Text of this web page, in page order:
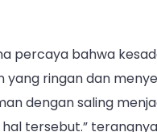
percaya bahwa
ringan dan
dengan saling
tersebut.”